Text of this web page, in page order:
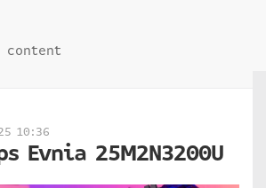
content
10:36
Evnia 25M2N3200U